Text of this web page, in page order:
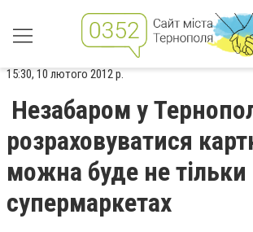
15:30, 10 лютого 2012 р.
Незабаром у
розраховуватися
можна буде не тільки
супермаркетах